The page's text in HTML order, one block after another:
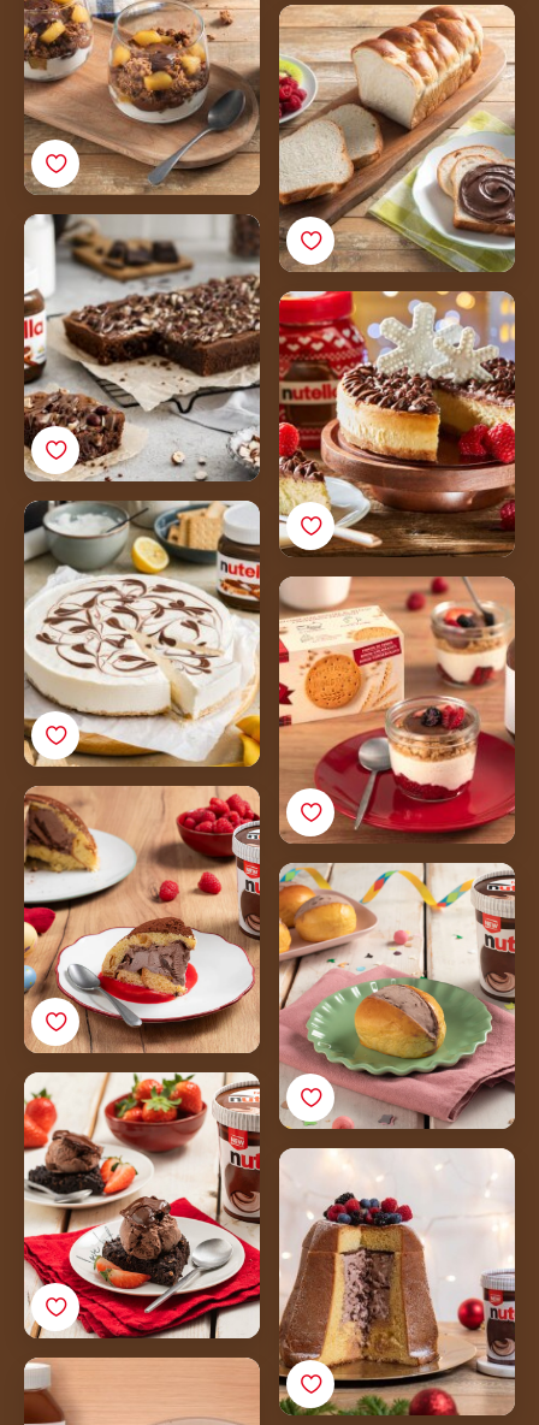
Pan brioche vegano
senza lattosio con
Nutella® Plant-Based
Ricetta Nutella®
Brownies
Ricetta Nutella®
Cheesecake al
Mascarpone
Ricetta Nutella®
Cheesecake Fredda
Senza Cottura
Bicchierini cheesecake
con Nutella® e biscotti
Paterson’s Digestive
Zuccotto di Colomba
Nutella<sup>®</sup>
Gelato
Maritozzi di Carnevale
con Nutella Gelato
Ricetta
Nutella Gelato con
cuore di crumble
Ricetta
Pandoro Ripieno di
Nutella Gelato Ricetta
Fluffy pancakes con